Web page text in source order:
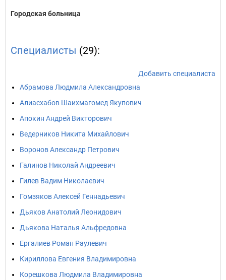
Городская больница
Специалисты (29):
Добавить специалиста
Абрамова Людмила Александровна
Алиасхабов Шаихмагомед Якупович
Апокин Андрей Викторович
Ведерников Никита Михайлович
Воронов Александр Петрович
Галинов Николай Андреевич
Гилев Вадим Николаевич
Гомзяков Алексей Геннадьевич
Дьяков Анатолий Леонидович
Дьякова Наталья Альфредовна
Ергалиев Роман Раулевич
Кириллова Евгения Владимировна
Корешкова Людмила Владимировна